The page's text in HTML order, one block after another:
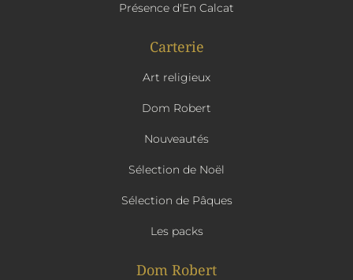
Présence d'En Calcat
Carterie
Art religieux
Dom Robert
Nouveautés
Sélection de Noël
Sélection de Pâques
Les packs
Dom Robert